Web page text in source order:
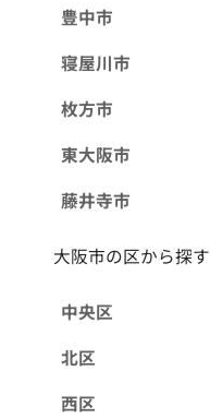
豊中市
寝屋川市
枚方市
東大阪市
藤井寺市
大阪市の区から探す
中央区
北区
西区